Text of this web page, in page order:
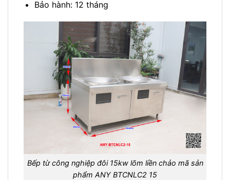
Bảo hành: 12 tháng
Bếp từ công nghiệp đôi 15kw lõm liền chảo mã sản
phẩm ANY BTCNLC2 15